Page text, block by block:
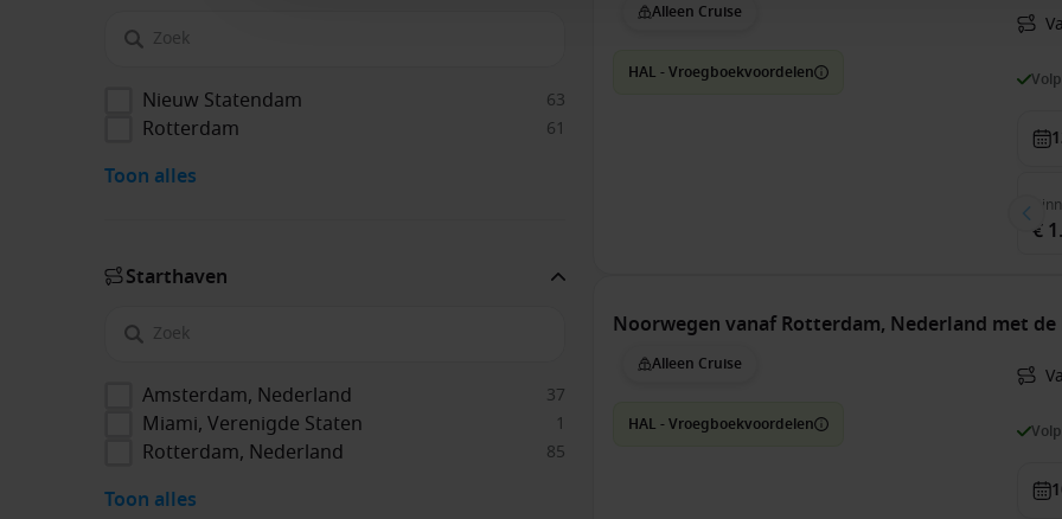
Nieuw Statendam 63
Rotterdam 61
Toon alles
Start­haven
Amsterdam, Nederland 37
Miami, Verenigde Staten 1
Rotterdam, Nederland 85
Toon alles
Alleen Cruise
HAL - Vroegboekvoordelen
€
Noorwegen vanaf Rotterdam, Nederland met
Alleen Cruise
HAL - Vroegboekvoordelen